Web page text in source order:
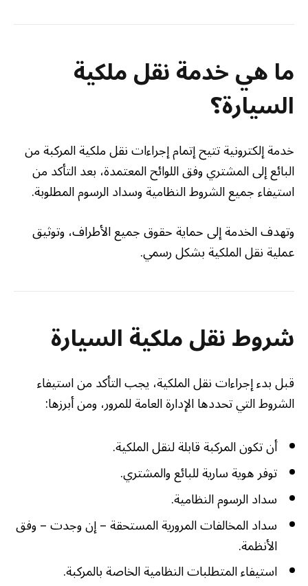
ما هي خدمة نقل ملكية
السيارة؟
خدمة إلكترونية تتيح إتمام إجراءات نقل ملكية المركبة من
البائع إلى المشتري وفق اللوائح المعتمدة، بعد التأكد من
استيفاء جميع الشروط النظامية وسداد الرسوم المطلوبة.
وتهدف الخدمة إلى حماية حقوق جميع الأطراف، وتوثيق
عملية نقل الملكية بشكل رسمي.
شروط نقل ملكية السيارة
قبل بدء إجراءات نقل الملكية، يجب التأكد من استيفاء
الشروط التي تحددها الإدارة العامة للمرور، ومن أبرزها:
أن تكون المركبة قابلة لنقل الملكية.
توفر هوية سارية للبائع والمشتري.
سداد الرسوم النظامية.
سداد المخالفات المرورية المستحقة – إن وجدت – وفق
الأنظمة.
استيفاء المتطلبات النظامية الخاصة بالمركبة.